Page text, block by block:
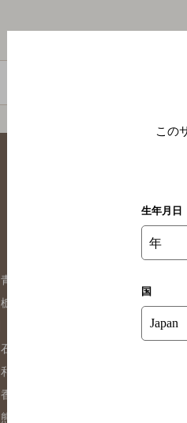
青森県のバー検索
栃木県のバー検索
埼玉県のバ
石川県のバー検索
和歌山県のバー検索
香川県のバー検索
熊本県のバー検索
この
生年月日
年
国